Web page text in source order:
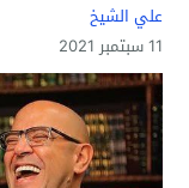
علي الشيخ
11 سبتمبر 2021